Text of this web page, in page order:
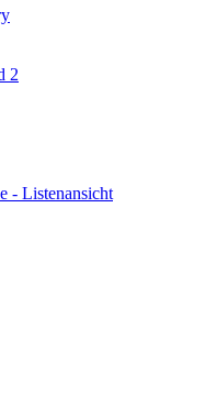
2
- Listenansicht